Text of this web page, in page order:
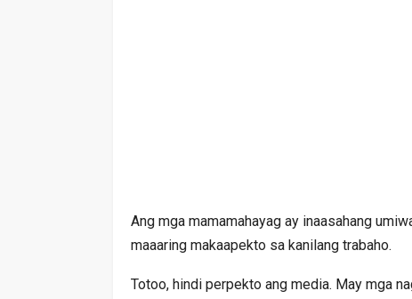
Ang mga mamamahayag ay inaasahang
maaaring makaapekto sa kanilang trabaho.
Totoo, hindi perpekto ang media. May mga